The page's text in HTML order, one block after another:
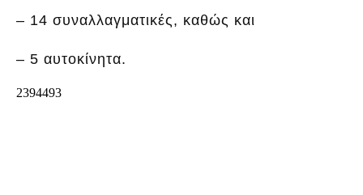
– 14 συναλλαγματικές, καθώς και
– 5 αυτοκίνητα.